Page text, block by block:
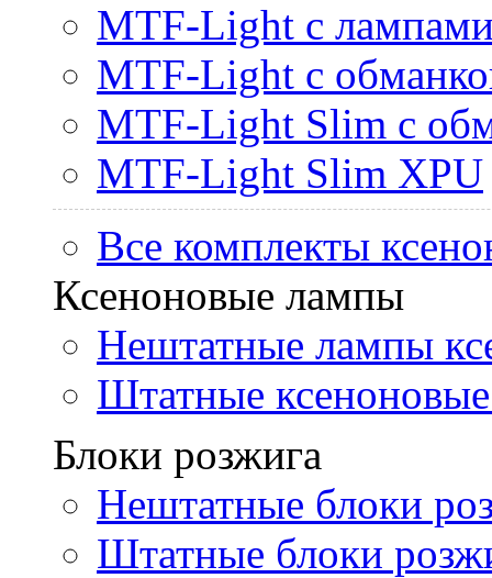
MTF-Light с
MTF-Light с
MTF-Light Slim с
MTF-Light Slim XPU
Все комплекты
Ксеноновые лампы
Нештатные лампы
Штатные
Блоки розжига
Нештатные блоки
Штатные блоки